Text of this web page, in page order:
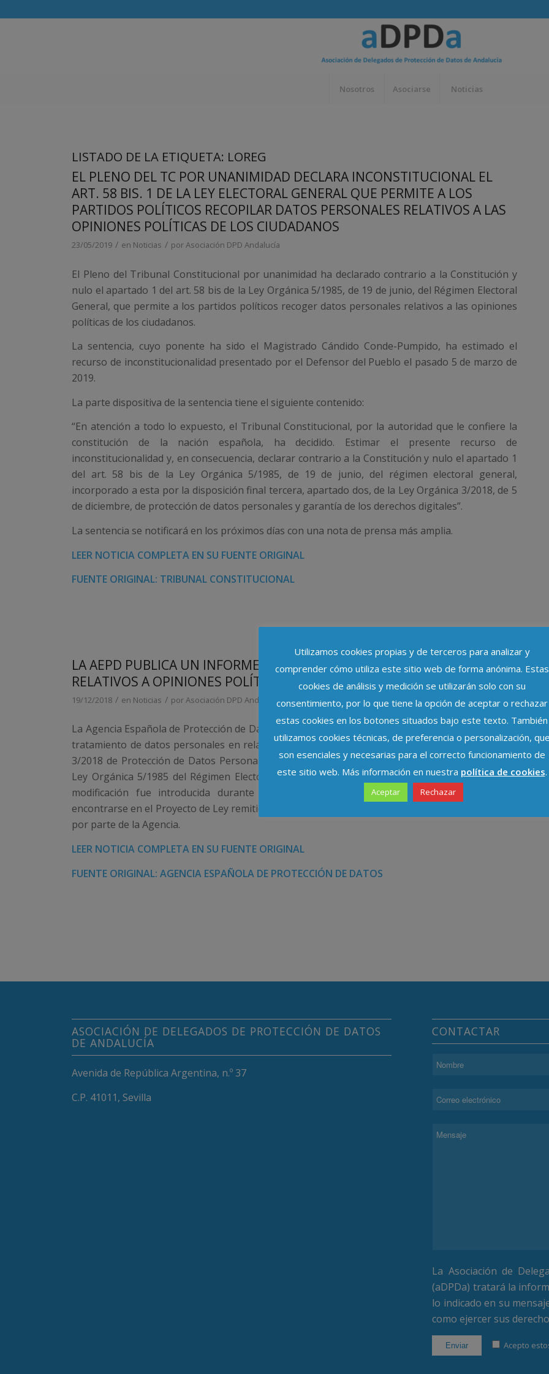
Nosotros Asociarse Noticias
LISTADO DE LA ETIQUETA: LOREG
EL PLENO DEL TC POR UNANIMIDAD DECLARA INCONSTITUCIONAL EL
ART. 58 BIS. 1 DE LA LEY ELECTORAL GENERAL QUE PERMITE A LOS
PARTIDOS POLÍTICOS RECOPILAR DATOS PERSONALES RELATIVOS A LAS
OPINIONES POLÍTICAS DE LOS CIUDADANOS
23/05/2019 / en Noticias / porAsociación DPD Andalucía
El Pleno del Tribunal Constitucional por unanimidad ha declarado contrario a la Constitución y
nulo el apartado 1 del art. 58 bis de la Ley Orgánica 5/1985, de 19 de junio, del Régimen Electoral
General, que permite a los partidos políticos recoger datos personales relativos a las opiniones
políticas de los ciudadanos.
La sentencia, cuyo ponente ha sido el Magistrado Cándido Conde-Pumpido, ha estimado el
recurso de inconstitucionalidad presentado por el Defensor del Pueblo el pasado 5 de marzo de
2019.
La parte dispositiva de la sentencia tiene el siguiente contenido:
“En atención a todo lo expuesto, el Tribunal Constitucional, por la autoridad que le confiere la
constitución de la nación española, ha decidido. Estimar el presente recurso de
inconstitucionalidad y, en consecuencia, declarar contrario a la Constitución y nulo el apartado 1
del art. 58 bis de la Ley Orgánica 5/1985, de 19 de junio, del régimen electoral general,
incorporado a esta por la disposición final tercera, apartado dos, de la Ley Orgánica 3/2018, de 5
de diciembre, de protección de datos personales y garantía de los derechos digitales”.
La sentencia se notificará en los próximos días con una nota de prensa más amplia.
LEER NOTICIA COMPLETA EN SU FUENTE ORIGINAL
FUENTE ORIGINAL: TRIBUNAL CONSTITUCIONAL
LA AEPD PUBLICA UN INFORME SOBRE EL TRATAMIENTO DE DATOS
RELATIVOS A OPINIONES POLÍTICAS POR LOS PARTIDOS
19/12/2018 / en Noticias / porAsociación DPD Andalucía
La Agencia Española de Protección de Datos (AEPD) ha publicado un
en el que analiza el
tratamiento de datos personales en relación con la Disposición final tercera de la Ley Orgánica
3/2018 de Protección de Datos Personales y garantía de los derechos digitales, que modifica la
Ley Orgánica 5/1985 del Régimen Electoral General (LOREG) añadiendo el artículo 58 bis. Esta
modificación fue introducida durante la tramitación parlamentaria de la LOPD y, al no
encontrarse en el Proyecto de Ley remitido por el Gobierno, no fue objeto de informe preceptivo
por parte de la Agencia.
LEER NOTICIA COMPLETA EN SU FUENTE ORIGINAL
FUENTE ORIGINAL: AGENCIA ESPAÑOLA DE PROTECCIÓN DE DATOS
ASOCIACIÓN DE DELEGADOS DE PROTECCIÓN DE DATOS
DE ANDALUCÍA
Avenida de República Argentina, n.º 37
C.P. 41011, Sevilla
CONTACTAR
La Asociación de
(aDPDa) tratará la
lo indicado en su
como ejercer sus
Acepto
Utilizamos cookies propias y de terceros para analizar y
comprender cómo utiliza este sitio web de forma anónima. Estas
cookies de análisis y medición se utilizarán solo con su
consentimiento, por lo que tiene la opción de aceptar o rechazar
estas cookies en los botones situados bajo este texto. También
utilizamos cookies técnicas, de preferencia o personalización,
son esenciales y necesarias para el correcto funcionamiento de
este sitio web. Más información en nuestra política de cookies.
Aceptar Rechazar